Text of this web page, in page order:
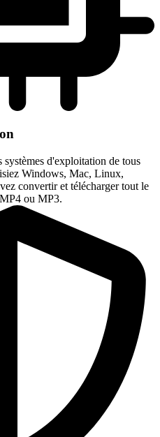
systèmes d'exploitation de tous
Windows, Mac, Linux,
convertir et télécharger tout le
ou MP3.